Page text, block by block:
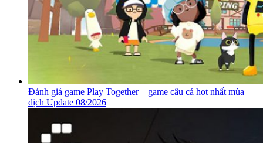
Đánh giá game Play Together – game câu cá hot nhất mùa
dịch Update 08/2026